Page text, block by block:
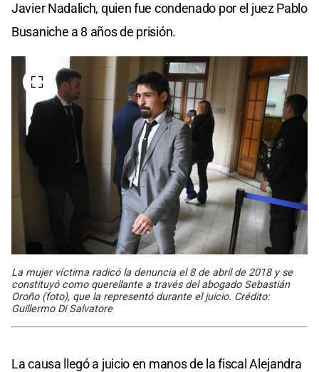
Javier Nadalich, quien fue condenado por el juez Pablo
Busaniche a 8 años de prisión.
La mujer víctima radicó la denuncia el 8 de abril de 2018 y se
constituyó como querellante a través del abogado Sebastián
Oroño (foto), que la representó durante el juicio. Crédito:
Guillermo Di Salvatore
La causa llegó a juicio en manos de la fiscal Alejandra